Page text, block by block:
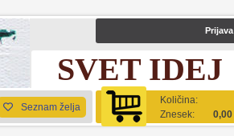
Prijava
SVET IDEJ
Količina:
Znesek:
0,00
Seznam želja